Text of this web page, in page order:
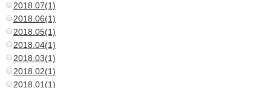
2018.07(1)
2018.06(1)
2018.05(1)
2018.04(1)
2018.03(1)
2018.02(1)
2018.01(1)